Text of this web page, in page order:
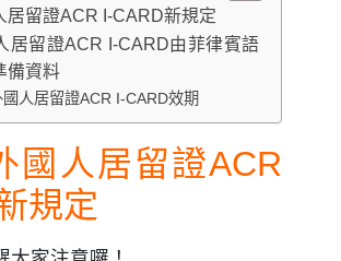
居留證ACR I-CARD新規定
居留證ACR I-CARD由菲律賓語
備資料
人居留證ACR I-CARD效期
國人居留證ACR
規定